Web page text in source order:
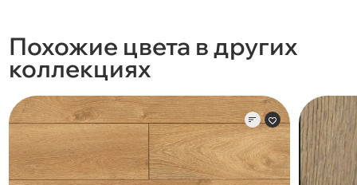
Похожие цвета в других
коллекциях